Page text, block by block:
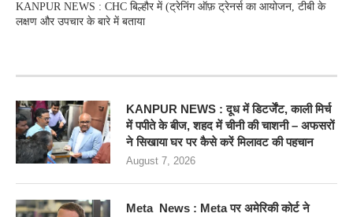
KANPUR NEWS : CHC बिल्हौर में (ट्रेनिंग ऑफ़ ट्रेनर्स का आयोजन, टीबी के
लक्षण और उपचार के बारे में बताया
KANPUR NEWS : दूध में डिटर्जेंट, काली मिर्च
में पपीते के बीज, शहद में चीनी की चाशनी – अफसरों
ने सिखाया घर पर कैसे करें मिलावट की पहचान
August 7, 2026
Meta News : Meta पर अमेरिकी कोर्ट ने